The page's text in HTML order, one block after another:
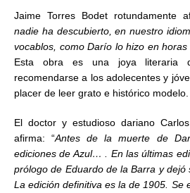
Jaime Torres Bodet rotundamente
nadie ha descubierto, en nuestro
vocablos, como Darío lo hizo en
Esta obra es una joya literaria
recomendarse a los adolecentes y
placer de leer grato e histórico modelo.
El doctor y estudioso dariano
afirma: “Antes de la muerte de
ediciones de Azul… . En las últimas
prólogo de Eduardo de la Barra y dejó
La edición definitiva es la de 1905. Se